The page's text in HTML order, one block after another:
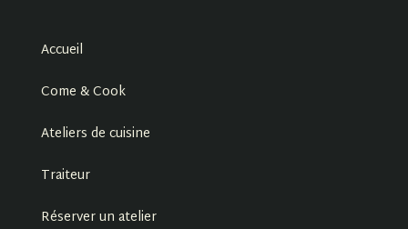
Accueil
Come & Cook
Ateliers de cuisine
Traiteur
Réserver un atelier